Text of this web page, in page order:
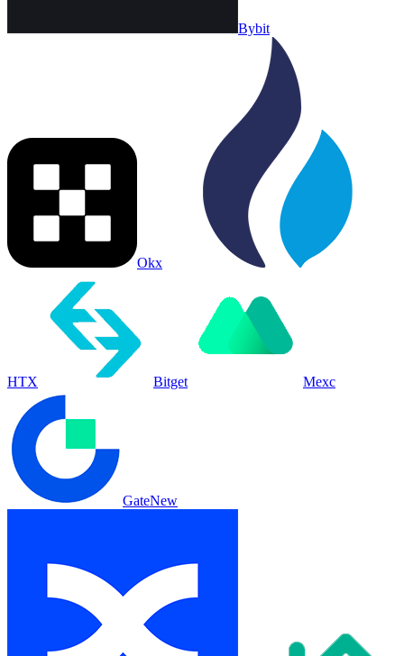
Bybit
Okx
HTX Bitget Mexc
GateNew